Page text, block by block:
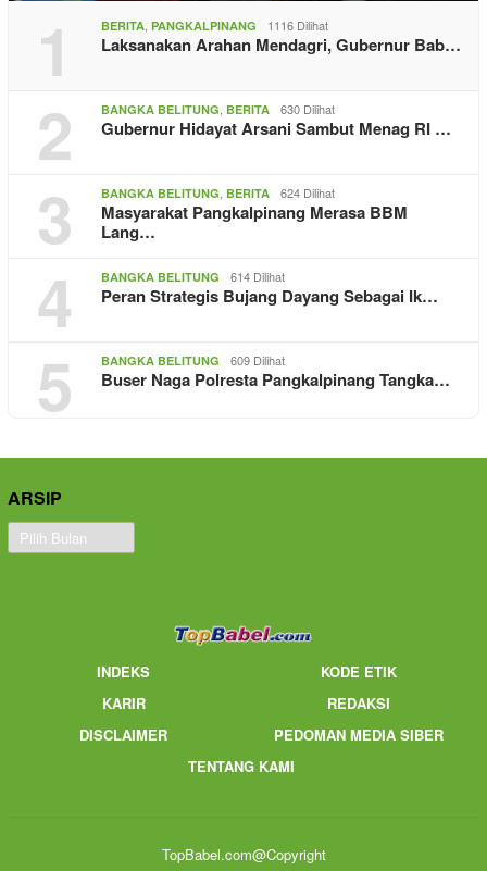
1 BERITA PANGKALPINANG 1116 Dilihat
Laksanakan Arahan Mendagri, Gubernur Bab…
2 BANGKA BELITUNG BERITA 630 Dilihat
Gubernur Hidayat Arsani Sambut Menag RI …
3 BANGKA BELITUNG BERITA 624 Dilihat
Masyarakat Pangkalpinang Merasa BBM
Lang…
4 BANGKA BELITUNG 614 Dilihat
Peran Strategis Bujang Dayang Sebagai Ik…
5 BANGKA BELITUNG 609 Dilihat
Buser Naga Polresta Pangkalpinang Tangka…
ARSIP
Arsip
INDEKS
KODE ETIK
KARIR
REDAKSI
DISCLAIMER
PEDOMAN MEDIA SIBER
TENTANG KAMI
TopBabel.com@Copyright